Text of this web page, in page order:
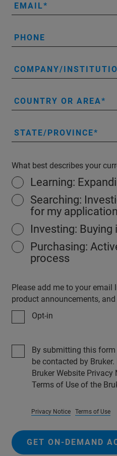
EMAIL
PHONE
COMPANY/
COUNTRY OR AREA
STATE/PROVINCE
What best describes your
Learning:
Searching:
for my
Investing: Buying
Purchasing:
process
Please add me to your
product announcements,
Opt-in
By submitting this
be contacted by
Bruker Website Privacy
Terms of Use of the
Privacy Notice Terms of Use
GET ON-DEMAND